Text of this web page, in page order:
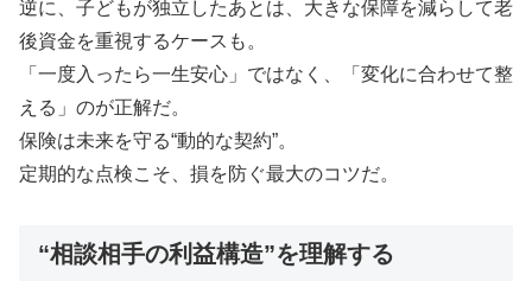
逆に、子どもが独立したあとは、大きな保障を減らして老
後資金を重視するケースも。
「一度入ったら一生安心」ではなく、「変化に合わせて整
える」のが正解だ。
保険は未来を守る“動的な契約”。
定期的な点検こそ、損を防ぐ最大のコツだ。
“相談相手の利益構造”を理解する